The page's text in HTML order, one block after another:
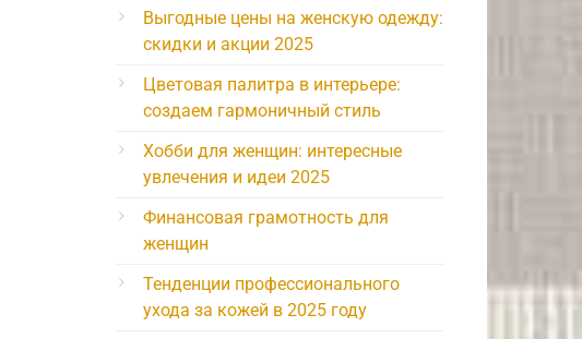
Выгодные цены на женскую одежду:
скидки и акции 2025
Цветовая палитра в интерьере:
создаем гармоничный стиль
Хобби для женщин: интересные
увлечения и идеи 2025
Финансовая грамотность для
женщин
Тенденции профессионального
ухода за кожей в 2025 году